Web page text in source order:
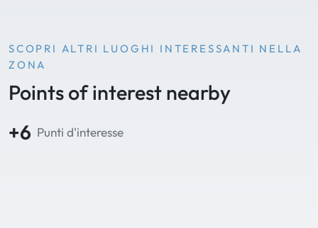
SCOPRI ALTRI LUOGHI INTERESSANTI NELLA
ZONA
Points of interest nearby
+6 Punti d'interesse